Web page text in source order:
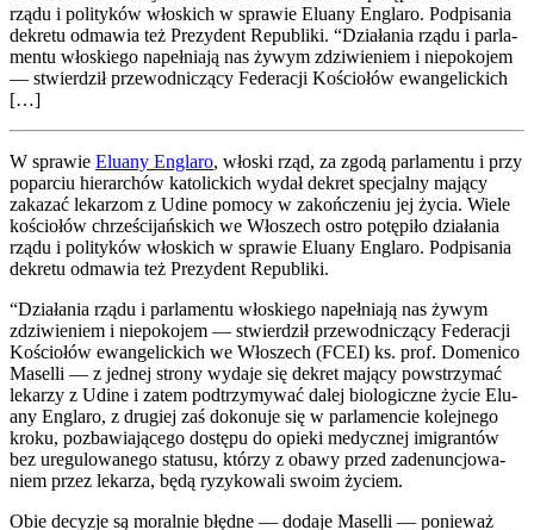
rzą­du i poli­ty­ków wło­skich w spra­wie Elu­any Engla­ro. Pod­pi­sa­nia
dekre­tu odma­wia też Pre­zy­dent Repu­bli­ki. “Dzia­ła­nia rzą­du i par­la­
men­tu wło­skie­go napeł­nia­ją nas żywym zdzi­wie­niem i nie­po­ko­jem
— stwier­dził prze­wod­ni­czą­cy Fede­ra­cji Kościo­łów ewan­ge­lic­kich
[…]
W spra­wie Elu­any Engla­ro, wło­ski rząd, za zgo­dą par­la­men­tu i przy
popar­ciu hie­rar­chów kato­lic­kich wydał dekret spe­cjal­ny mają­cy
zaka­zać leka­rzom z Udi­ne pomo­cy w zakoń­cze­niu jej życia. Wie­le
kościo­łów chrze­ści­jań­skich we Wło­szech ostro potę­pi­ło dzia­ła­nia
rzą­du i poli­ty­ków wło­skich w spra­wie Elu­any Engla­ro. Pod­pi­sa­nia
dekre­tu odma­wia też Pre­zy­dent Repu­bli­ki.
“Dzia­ła­nia rzą­du i par­la­men­tu wło­skie­go napeł­nia­ją nas żywym
zdzi­wie­niem i nie­po­ko­jem — stwier­dził prze­wod­ni­czą­cy Fede­ra­cji
Kościo­łów ewan­ge­lic­kich we Wło­szech (FCEI) ks. prof. Dome­ni­co
Masel­li — z jed­nej stro­ny wyda­je się dekret mają­cy powstrzy­mać
leka­rzy z Udi­ne i zatem pod­trzy­my­wać dalej bio­lo­gicz­ne życie Elu­
any Engla­ro, z dru­giej zaś doko­nu­je się w par­la­men­cie kolej­ne­go
kro­ku, pozba­wia­ją­ce­go dostę­pu do opie­ki medycz­nej imi­gran­tów
bez ure­gu­lo­wa­ne­go sta­tu­su, któ­rzy z oba­wy przed zade­nun­cjo­wa­
niem przez leka­rza, będą ryzy­ko­wa­li swo­im życiem.
Obie decy­zje są moral­nie błęd­ne — doda­je Masel­li — ponie­waż